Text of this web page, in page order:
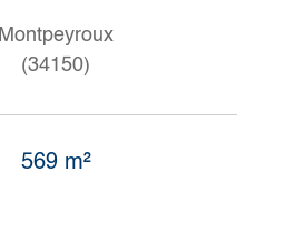
Montpeyroux
(34150)
569 m²